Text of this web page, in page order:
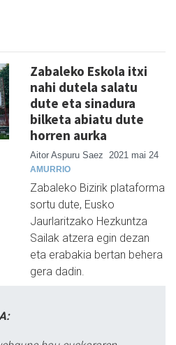
Zabaleko Eskola itxi
nahi dutela salatu
dute eta sinadura
bilketa abiatu dute
horren aurka
Aitor Aspuru Saez 2021 mai 24
AMURRIO
Zabaleko Bizirik plataforma
sortu dute, Eusko
Jaurlaritzako Hezkuntza
Sailak atzera egin dezan
eta erabakia bertan behera
gera dadin.